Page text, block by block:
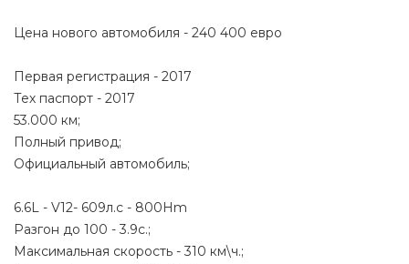
Цена нового автомобиля - 240 400 евро
Первая регистрация - 2017
Тех паспорт - 2017
53.000 км;
Полный привод;
Официальный автомобиль;
6.6L - V12- 609л.с - 800Hm
Разгон до 100 - 3.9с.;
Максимальная скорость - 310 км\ч.;